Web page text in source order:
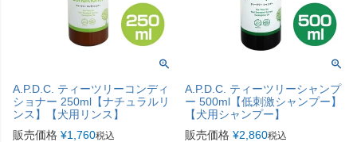
A.P.D.C. ティーツリーコンディ
ショナー 250ml【ナチュラルリ
ンス】【犬用リンス】
販売価格 ¥1,760税込
A.P.D.C. ティーツリーシャンプ
ー 500ml【低刺激シャンプー】
【犬用シャンプー】
販売価格 ¥2,860税込